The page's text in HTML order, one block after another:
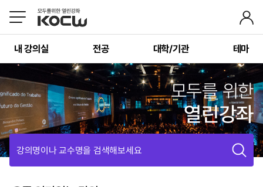
내 강의실 전공 대학/기관 테마
모두를 위한
열린강좌
강의명이나 교수명을 검색해보세요